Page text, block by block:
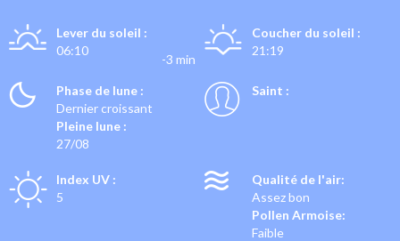
Lever du soleil :
06:10
-3 min
Coucher du soleil :
21:19
Phase de lune :
Dernier croissant
Pleine lune :
27/08
Saint :
Index UV :
5
Qualité de l'air:
Assez bon
Pollen Armoise:
Faible